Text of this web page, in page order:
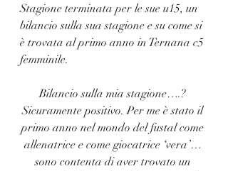
Stagione terminata per le sue u15, un
bilancio sulla sua stagione e su come si
è trovata al primo anno in Ternana c5
femminile.
Bilancio sulla mia stagione….?
Sicuramente positivo. Per me è stato il
primo anno nel mondo del fustal come
allenatrice e come giocatrice ‘vera’…
sono contenta di aver trovato un